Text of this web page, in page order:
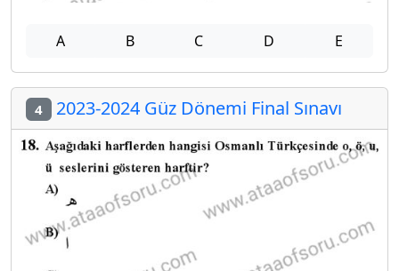
A B C D E
4 2023-2024 Güz Dönemi Final Sınavı